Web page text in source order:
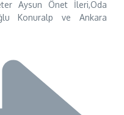
Aysun Önet İleri,Oda
Konuralp ve Ankara